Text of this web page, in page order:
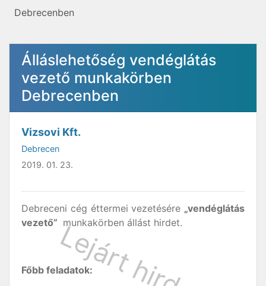
Debrecenben
Álláslehetőség vendéglátás
vezető munkakörben
Debrecenben
Vizsovi Kft.
Debrecen
2019. 01. 23.
Debreceni cég éttermei vezetésére „vendéglátás
vezető” munkakörben állást hirdet.
Főbb feladatok: